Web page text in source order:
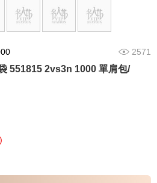
2571
551815 2vs3n 1000 單肩包/